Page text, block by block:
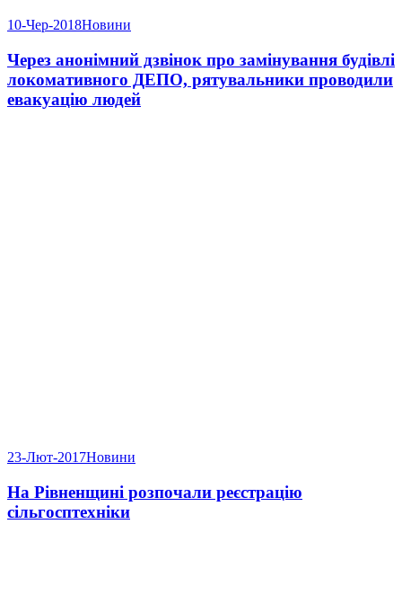
10-Чер-2018Новини
Через анонімний дзвінок про замінування будівлі
локомативного ДЕПО, рятувальники проводили
евакуацію людей
23-Лют-2017Новини
На Рівненщині розпочали реєстрацію
сільгосптехніки